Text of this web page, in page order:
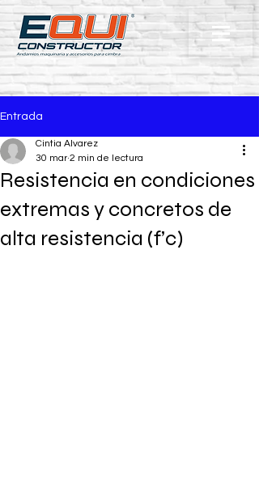
Entrada
Resistencia en condiciones
extremas y concretos de
alta resistencia (f’c)
Cintia Alvarez
30 mar 2 min de lectura